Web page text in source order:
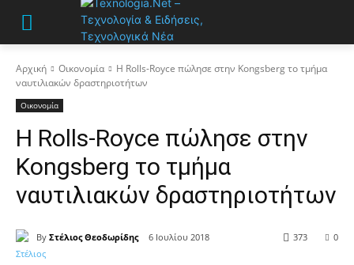
Αρχική Οικονομία
Η Rolls-Royce πώλησε στην Kongsberg το τμήμα
ναυτιλιακών δραστηριοτήτων
Οικονομία
Η Rolls-Royce πώλησε στην
Kongsberg το τμήμα
ναυτιλιακών δραστηριοτήτων
By Στέλιος Θεοδωρίδης 6 Ιουλίου 2018 0
373